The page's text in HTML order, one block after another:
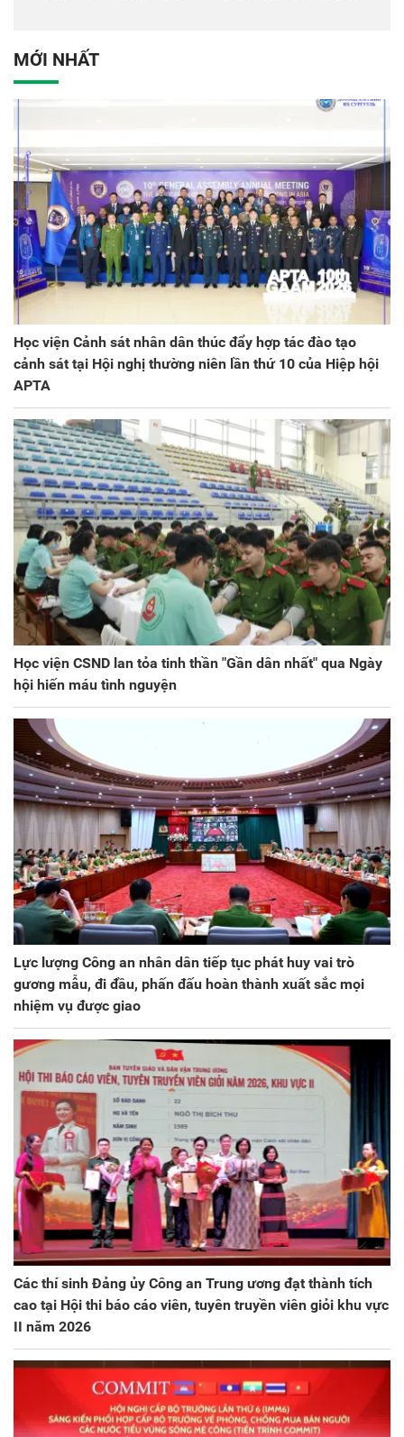
MỚI NHẤT
Học viện Cảnh sát nhân dân thúc đẩy hợp tác đào tạo
cảnh sát tại Hội nghị thường niên lần thứ 10 của Hiệp hội
APTA
Học viện CSND lan tỏa tinh thần "Gần dân nhất" qua Ngày
hội hiến máu tình nguyện
Lực lượng Công an nhân dân tiếp tục phát huy vai trò
gương mẫu, đi đầu, phấn đấu hoàn thành xuất sắc mọi
nhiệm vụ được giao
Các thí sinh Đảng ủy Công an Trung ương đạt thành tích
cao tại Hội thi báo cáo viên, tuyên truyền viên giỏi khu vực
II năm 2026